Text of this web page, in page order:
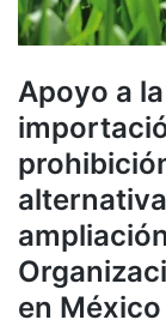
Apoyo a
en México